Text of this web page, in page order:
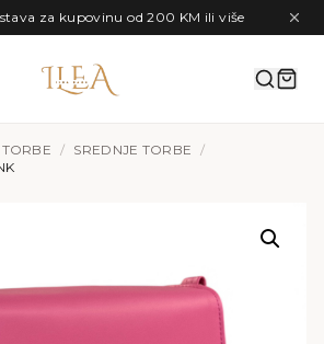
za kupovinu od 200 KM ili više
/ SREDNJE TORBE
/